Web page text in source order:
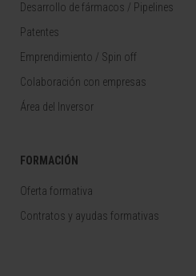
Desarrollo de fármacos / Pipelines
Patentes
Emprendimiento / Spin off
Colaboración con empresas
Área del Inversor
FORMACIÓN
Oferta formativa
Contratos y ayudas formativas